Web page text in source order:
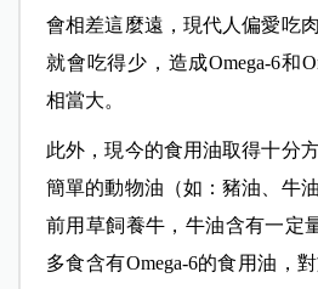
會相差這麼遠，現代人偏愛吃
就會吃得少，造成Omega-6和
相當大。
此外，現今的食用油取得十分
簡單的動物油（如：豬油、牛
前用草飼養牛，牛油含有一定
多食含有Omega-6的食用油，